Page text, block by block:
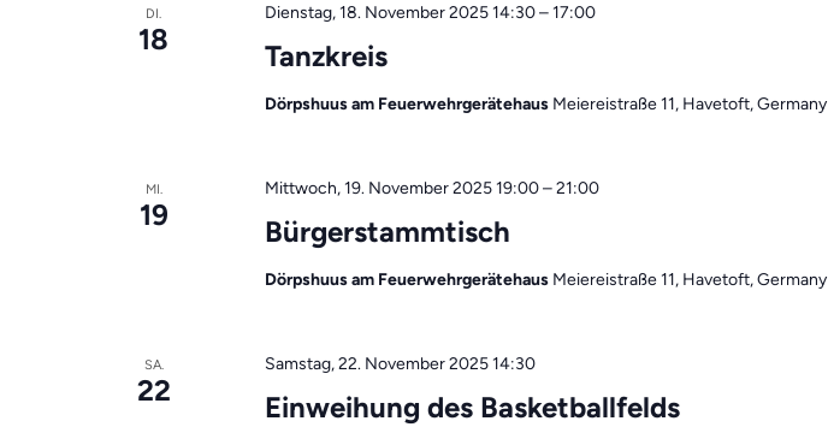
DI.
18 Tanzkreis
Dienstag, 18. November 2025 14:30–17:00
Dörpshuus am Feuerwehrgerätehaus Meiereistraße 11, Havetoft, Germany
MI.
19 Bürgerstammtisch
Mittwoch, 19. November 2025 19:00–21:00
Dörpshuus am Feuerwehrgerätehaus Meiereistraße 11, Havetoft, Germany
SA.
22 Einweihung des Basketballfelds
Samstag, 22. November 2025 14:30